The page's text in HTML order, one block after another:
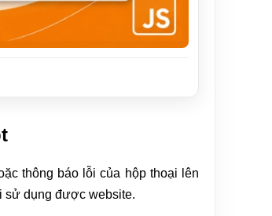
thông báo lỗi của hộp thoại lên
sử dụng được website.